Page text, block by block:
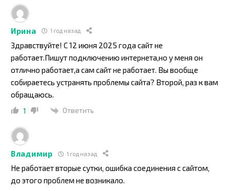
Ирина 1 год назад
Здравствуйте! С 12 июня 2025 года сайт не
работает.Пишут подключению интернета,но у меня он
отлично работает,а сам сайт не работает. Вы вообще
собираетесь устранять проблемы сайта? Второй, раз к вам
обращаюсь.
1 Ответить
Владимир 1 год назад
Не работает вторые сутки, ошибка соединения с сайтом,
до этого проблем не возникало.